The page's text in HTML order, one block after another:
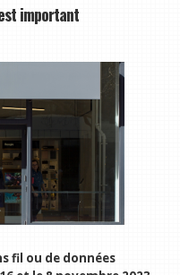
important
fil ou de données